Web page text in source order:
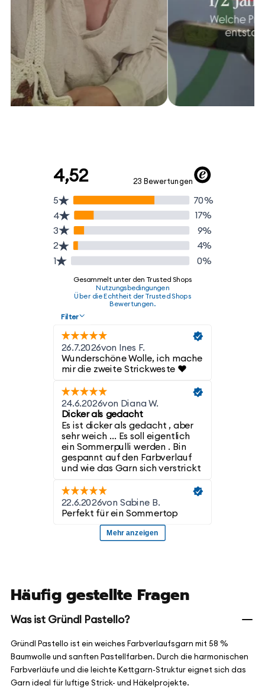
Häufig gestellte Fragen
Was ist Gründl Pastello?
Gründl Pastello ist ein weiches Farbverlaufsgarn mit 58 %
Baumwolle und sanften Pastellfarben. Durch die harmonischen
Farbverläufe und die leichte Kettgarn-Struktur eignet sich das
Garn ideal für luftige Strick- und Häkelprojekte.